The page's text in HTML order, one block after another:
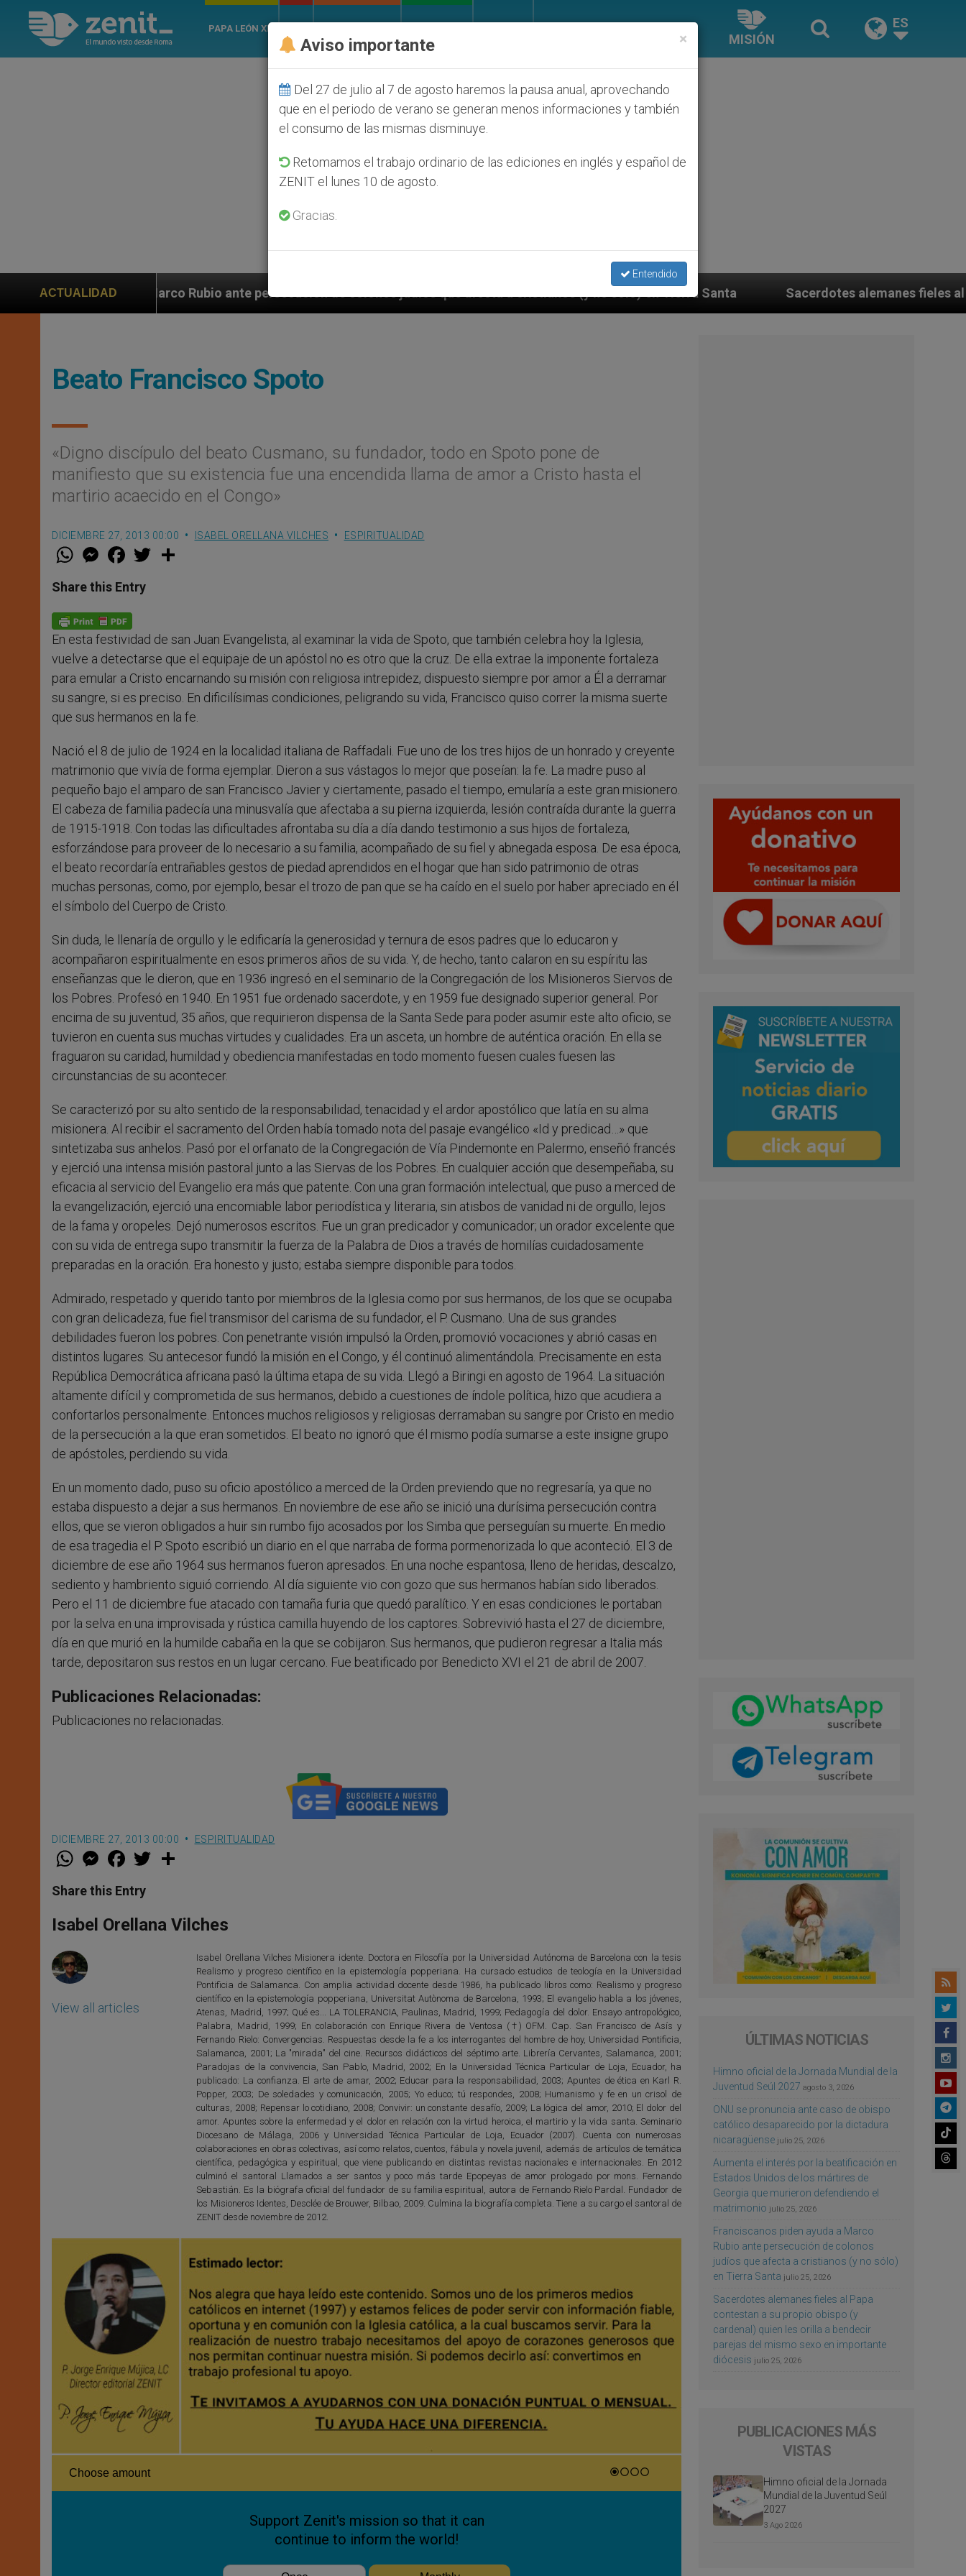
PAPA LEÓN XIV
MISIÓN
ES
ACTUALIDAD
Rubio ante persecución de colonos judíos que afecta a cristianos (y no sólo) en Tierra Santa Sacerdotes alemanes fieles al Papa contestan a su
Beato Francisco Spoto
«Digno discípulo del beato Cusmano, su fundador, todo en Spoto pone de
manifiesto que su existencia fue una encendida llama de amor a Cristo hasta el
martirio acaecido en el Congo»
DICIEMBRE 27, 2013 00:00 ISABEL ORELLANA VILCHES ESPIRITUALIDAD
W
t
s
p
p
M
e
s
e
g
e
r
F
a
e
b
o
k
w
Share this Entry
En esta festividad de san Juan Evangelista, al examinar la vida de Spoto, que también celebra hoy la Iglesia,
vuelve a detectarse que el equipaje de un apóstol no es otro que la cruz. De ella extrae la imponente fortaleza
para emular a Cristo encarnando su misión con religiosa intrepidez, dispuesto siempre por amor a Él a derramar
su sangre, si es preciso. En dificilísimas condiciones, peligrando su vida, Francisco quiso correr la misma suerte
que sus hermanos en la fe.
Nació el 8 de julio de 1924 en la localidad italiana de Raffadali. Fue uno de los tres hijos de un honrado y creyente
matrimonio que vivía de forma ejemplar. Dieron a sus vástagos lo mejor que poseían: la fe. La madre puso al
pequeño bajo el amparo de san Francisco Javier y ciertamente, pasado el tiempo, emularía a este gran misionero.
El cabeza de familia padecía una minusvalía que afectaba a su pierna izquierda, lesión contraída durante la guerra
de 1915-1918. Con todas las dificultades afrontaba su día a día dando testimonio a sus hijos de fortaleza,
esforzándose para proveer de lo necesario a su familia, acompañado de su fiel y abnegada esposa. De esa época,
el beato recordaría entrañables gestos de piedad aprendidos en el hogar que han sido patrimonio de otras
muchas personas, como, por ejemplo, besar el trozo de pan que se ha caído en el suelo por haber apreciado en él
el símbolo del Cuerpo de Cristo.
Sin duda, le llenaría de orgullo y le edificaría la generosidad y ternura de esos padres que lo educaron y
acompañaron espiritualmente en esos primeros años de su vida. Y, de hecho, tanto calaron en su espíritu las
enseñanzas que le dieron, que en 1936 ingresó en el seminario de la Congregación de los Misioneros Siervos de
los Pobres. Profesó en 1940. En 1951 fue ordenado sacerdote, y en 1959 fue designado superior general. Por
encima de su juventud, 35 años, que requirieron dispensa de la Santa Sede para poder asumir este alto oficio, se
tuvieron en cuenta sus muchas virtudes y cualidades. Era un asceta, un hombre de auténtica oración. En ella se
fraguaron su caridad, humildad y obediencia manifestadas en todo momento fuesen cuales fuesen las
circunstancias de su acontecer.
Se caracterizó por su alto sentido de la responsabilidad, tenacidad y el ardor apostólico que latía en su alma
misionera. Al recibir el sacramento del Orden había tomado nota del pasaje evangélico «Id y predicad…» que
sintetizaba sus anhelos. Pasó por el orfanato de la Congregación de Vía Pindemonte en Palermo, enseñó francés
y ejerció una intensa misión pastoral junto a las Siervas de los Pobres. En cualquier acción que desempeñaba, su
eficacia al servicio del Evangelio era más que patente. Con una gran formación intelectual, que puso a merced de
la evangelización, ejerció una encomiable labor periodística y literaria, sin atisbos de vanidad ni de orgullo, lejos
de la fama y oropeles. Dejó numerosos escritos. Fue un gran predicador y comunicador; un orador excelente que
con su vida de entrega supo transmitir la fuerza de la Palabra de Dios a través de homilías cuidadosamente
preparadas en la oración. Era honesto y justo; estaba siempre disponible para todos.
Admirado, respetado y querido tanto por miembros de la Iglesia como por sus hermanos, de los que se ocupaba
con gran delicadeza, fue fiel transmisor del carisma de su fundador, el P. Cusmano. Una de sus grandes
debilidades fueron los pobres. Con penetrante visión impulsó la Orden, promovió vocaciones y abrió casas en
distintos lugares. Su antecesor fundó la misión en el Congo, y él continuó alimentándola. Precisamente en esta
República Democrática africana pasó la última etapa de su vida. Llegó a Biringi en agosto de 1964. La situación
altamente difícil y comprometida de sus hermanos, debido a cuestiones de índole política, hizo que acudiera a
confortarlos personalmente. Entonces muchos religiosos y religiosas derramaban su sangre por Cristo en medio
de la persecución a la que eran sometidos. El beato no ignoró que él mismo podía sumarse a este insigne grupo
de apóstoles, perdiendo su vida.
En un momento dado, puso su oficio apostólico a merced de la Orden previendo que no regresaría, ya que no
estaba dispuesto a dejar a sus hermanos. En noviembre de ese año se inició una durísima persecución contra
ellos, que se vieron obligados a huir sin rumbo fijo acosados por los Simba que perseguían su muerte. En medio
de esa tragedia el P. Spoto escribió un diario en el que narraba de forma pormenorizada lo que aconteció. El 3 de
diciembre de ese año 1964 sus hermanos fueron apresados. En una noche espantosa, lleno de heridas, descalzo,
sediento y hambriento siguió corriendo. Al día siguiente vio con gozo que sus hermanos habían sido liberados.
Pero el 11 de diciembre fue atacado con tamaña furia que quedó paralítico. Y en esas condiciones le portaban
por la selva en una improvisada y rústica camilla huyendo de los captores. Sobrevivió hasta el 27 de diciembre,
día en que murió en la humilde cabaña en la que se cobijaron. Sus hermanos, que pudieron regresar a Italia más
tarde, depositaron sus restos en un lugar cercano. Fue beatificado por Benedicto XVI el 21 de abril de 2007.
Publicaciones Relacionadas:
Publicaciones no relacionadas.
DICIEMBRE 27, 2013 00:00 ESPIRITUALIDAD
W
t
s
p
p
M
e
s
e
g
e
F
a
e
b
o
k
w
r
Share this Entry
Isabel Orellana Vilches
View all articles
Isabel Orellana Vilches Misionera idente. Doctora en Filosofía por la Universidad Autónoma de Barcelona con la tesis
Realismo y progreso científico en la epistemología popperiana. Ha cursado estudios de teología en la Universidad
Pontificia de Salamanca. Con amplia actividad docente desde 1986, ha publicado libros como: Realismo y progreso
científico en la epistemología popperiana, Universitat Autònoma de Barcelona, 1993; El evangelio habla a los jóvenes,
Atenas, Madrid, 1997; Qué es... LA TOLERANCIA, Paulinas, Madrid, 1999; Pedagogía del dolor. Ensayo antropológico,
Palabra, Madrid, 1999; En colaboración con Enrique Rivera de Ventosa (†) OFM. Cap. San Francisco de Asís y
Fernando Rielo: Convergencias. Respuestas desde la fe a los interrogantes del hombre de hoy, Universidad Pontificia,
Salamanca, 2001; La "mirada" del cine. Recursos didácticos del séptimo arte. Librería Cervantes, Salamanca, 2001;
Paradojas de la convivencia, San Pablo, Madrid, 2002; En la Universidad Técnica Particular de Loja, Ecuador, ha
publicado: La confianza. El arte de amar, 2002; Educar para la responsabilidad, 2003; Apuntes de ética en Karl R.
Popper, 2003; De soledades y comunicación, 2005; Yo educo; tú respondes, 2008; Humanismo y fe en un crisol de
culturas, 2008; Repensar lo cotidiano, 2008; Convivir: un constante desafío, 2009; La lógica del amor, 2010; El dolor del
amor. Apuntes sobre la enfermedad y el dolor en relación con la virtud heroica, el martirio y la vida santa. Seminario
Diocesano de Málaga, 2006 y Universidad Técnica Particular de Loja, Ecuador (2007). Cuenta con numerosas
colaboraciones en obras colectivas, así como relatos, cuentos, fábula y novela juvenil, además de artículos de temática
científica, pedagógica y espiritual, que viene publicando en distintas revistas nacionales e internacionales. En 2012
culminó el santoral Llamados a ser santos y poco más tarde Epopeyas de amor prologado por mons. Fernando
Sebastián. Es la biógrafa oficial del fundador de su familia espiritual, autora de Fernando Rielo Pardal. Fundador de
los Misioneros Identes, Desclée de Brouwer, Bilbao, 2009. Culmina la biografía completa. Tiene a su cargo el santoral de
ZENIT desde noviembre de 2012.
ÚLTIMAS NOTICIAS
Himno oficial de la Jornada Mundial de la
Juventud Seúl 2027 agosto 3, 2026
ONU se pronuncia ante caso de obispo
católico desaparecido por la dictadura
nicaragüense julio 25, 2026
Aumenta el interés por la beatificación en
Estados Unidos de los mártires de
Georgia que murieron defendiendo el
matrimonio julio 25, 2026
Franciscanos piden ayuda a Marco
Rubio ante persecución de colonos
judíos que afecta a cristianos (y no sólo)
en Tierra Santa julio 25, 2026
Sacerdotes alemanes fieles al Papa
contestan a su propio obispo (y
cardenal) quien les orilla a bendecir
parejas del mismo sexo en importante
diócesis julio 25, 2026
PUBLICACIONES MÁS
VISTAS
Himno oficial de la Jornada
Mundial de la Juventud Seúl
2027
3 Ago 2026
×
Aviso importante
Del 27 de julio al 7 de agosto haremos la pausa anual, aprovechando
que en el periodo de verano se generan menos informaciones y también
el consumo de las mismas disminuye.
Retomamos el trabajo ordinario de las ediciones en inglés y español de
ZENIT el lunes 10 de agosto.
Gracias.
Entendido